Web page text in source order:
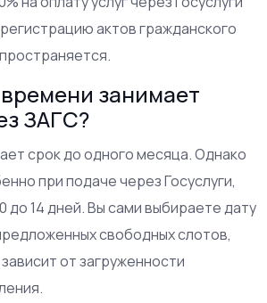
актов гражданского
занимает
ЗАГС?
срок до одного месяца. Однако
при подаче через Госуслуги,
до 14 дней. Вы сами выбираете дату
свободных слотов,
от загруженности